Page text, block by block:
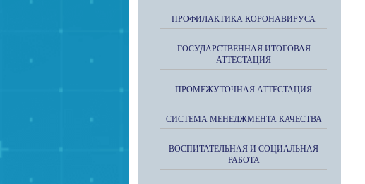
ПРОФИЛАКТИКА КОРОНАВИРУСА
ГОСУДАРСТВЕННАЯ ИТОГОВАЯ
АТТЕСТАЦИЯ
ПРОМЕЖУТОЧНАЯ АТТЕСТАЦИЯ
СИСТЕМА МЕНЕДЖМЕНТА КАЧЕСТВА
ВОСПИТАТЕЛЬНАЯ И СОЦИАЛЬНАЯ
РАБОТА